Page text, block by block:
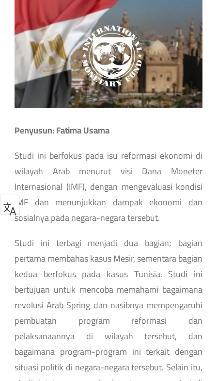
Larger
Image
Penyusun: Fatima Usama
Studi ini berfokus pada isu reformasi ekonomi di
wilayah Arab menurut visi Dana Moneter
Internasional (IMF), dengan mengevaluasi kondisi
IMF dan menunjukkan dampak ekonomi dan
sosialnya pada negara-negara tersebut.
Studi ini terbagi menjadi dua bagian; bagian
pertama membahas kasus Mesir, sementara bagian
kedua berfokus pada kasus Tunisia. Studi ini
bertujuan untuk mencoba memahami bagaimana
revolusi Arab Spring dan nasibnya mempengaruhi
pembuatan program reformasi dan
pelaksanaannya di wilayah tersebut, dan
bagaimana program-program ini terkait dengan
situasi politik di negara-negara tersebut. Selain itu,